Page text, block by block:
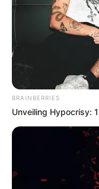
BRAINBERRIES
Unveiling Hypocrisy: